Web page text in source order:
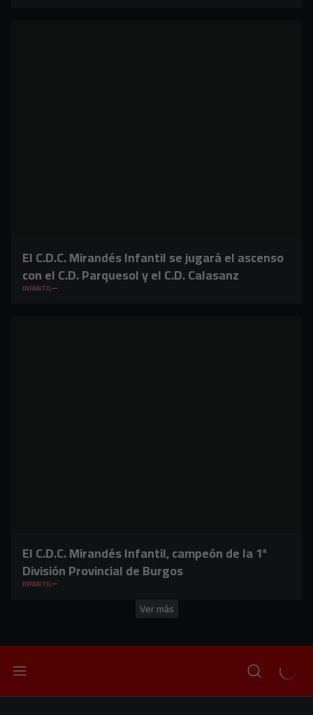
El C.D.C. Mirandés Infantil se jugará el ascenso
con el C.D. Parquesol y el C.D. Calasanz
INFANTIL
El C.D.C. Mirandés Infantil, campeón de la 1ª
División Provincial de Burgos
INFANTIL
Ver más